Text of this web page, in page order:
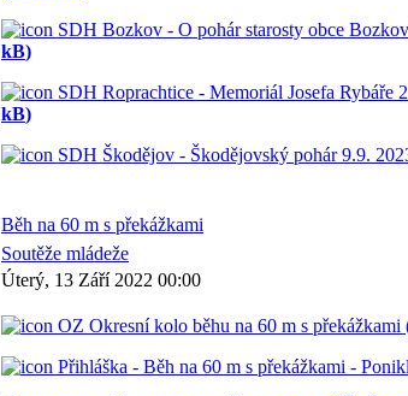
SDH Bozkov - O pohár starosty obce
kB)
SDH Roprachtice - Memoriál Josefa Rybáře
kB)
SDH Škodějov - Škodějovský pohár 9.9.
Běh na 60 m s překážkami
Soutěže mládeže
Úterý, 13 Září 2022 00:00
OZ Okresní kolo běhu na 60 m s překážkami
Přihláška - Běh na 60 m s překážkami -